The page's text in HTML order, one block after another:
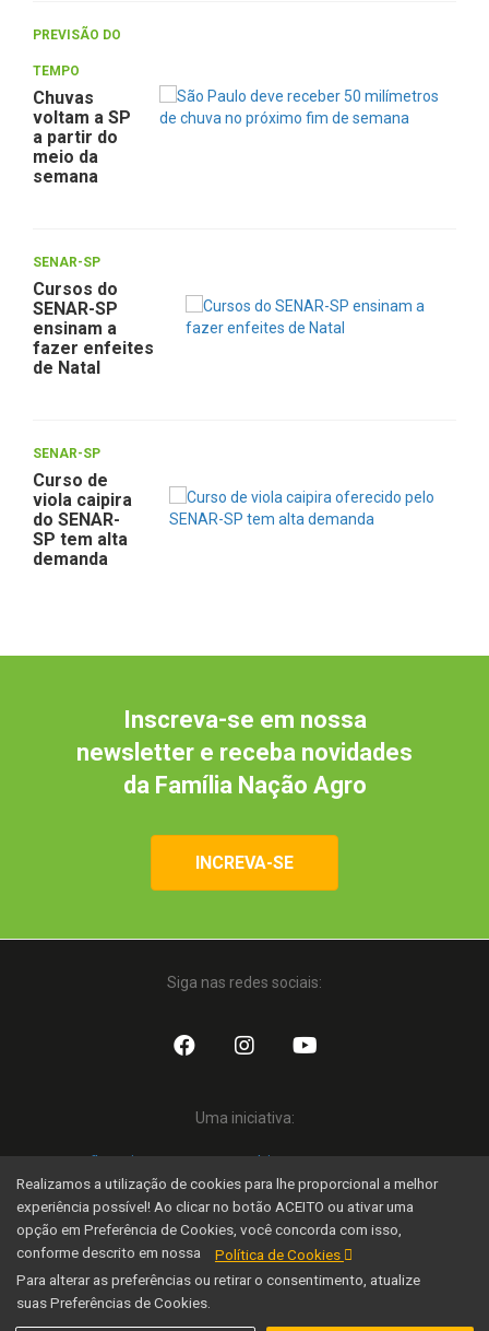
PREVISÃO DO
TEMPO
Chuvas
voltam a SP
a partir do
meio da
semana
SENAR-SP
Cursos do
SENAR-SP
ensinam a
fazer enfeites
de Natal
SENAR-SP
Curso de
viola caipira
do SENAR-
SP tem alta
demanda
Inscreva-se em nossa
newsletter e receba novidades
da Família Nação Agro
INCREVA-SE
Siga nas redes sociais:
Uma iniciativa:
Desenvolvido por SEOX
Realizamos a utilização de cookies para lhe proporcional a melhor
experiência possível! Ao clicar no botão ACEITO ou ativar uma
opção em Preferência de Cookies, você concorda com isso,
conforme descrito em nossa
Para alterar as preferências ou retirar o consentimento, atualize
suas Preferências de Cookies.
Política de Cookies